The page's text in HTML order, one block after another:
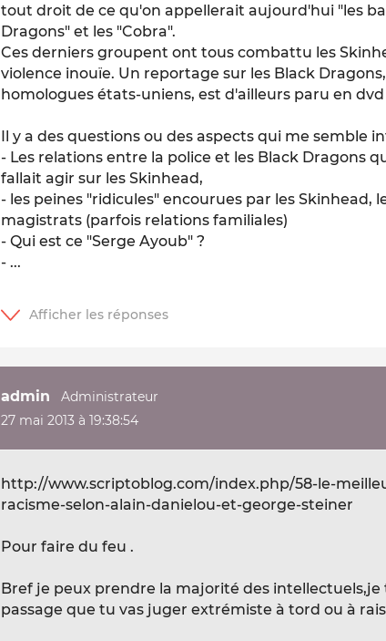
tout droit de ce qu'on appellerait aujourd'hui "les
Dragons" et les "Cobra".
Ces derniers groupent ont tous combattu les
violence inouïe. Un reportage sur les Black
homologues états-uniens, est d'ailleurs paru en dvd
Il y a des questions ou des aspects qui me semble
- Les relations entre la police et les Black Dragons
fallait agir sur les Skinhead,
- les peines "ridicules" encourues par les Skinhead,
magistrats (parfois relations familiales)
- Qui est ce "Serge Ayoub" ?
- ...
admin
27 mai 2013 à 19:38:54
http://www.scriptoblog.com/index.php/58-le-
racisme-selon-alain-danielou-et-george-steiner
Pour faire du feu .
Bref je peux prendre la majorité des
passage que tu vas juger extrémiste à tord ou à